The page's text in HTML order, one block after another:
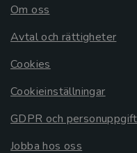
Om oss
Avtal och rättigheter
Cookies
Cookieinställningar
GDPR och
Jobba hos oss